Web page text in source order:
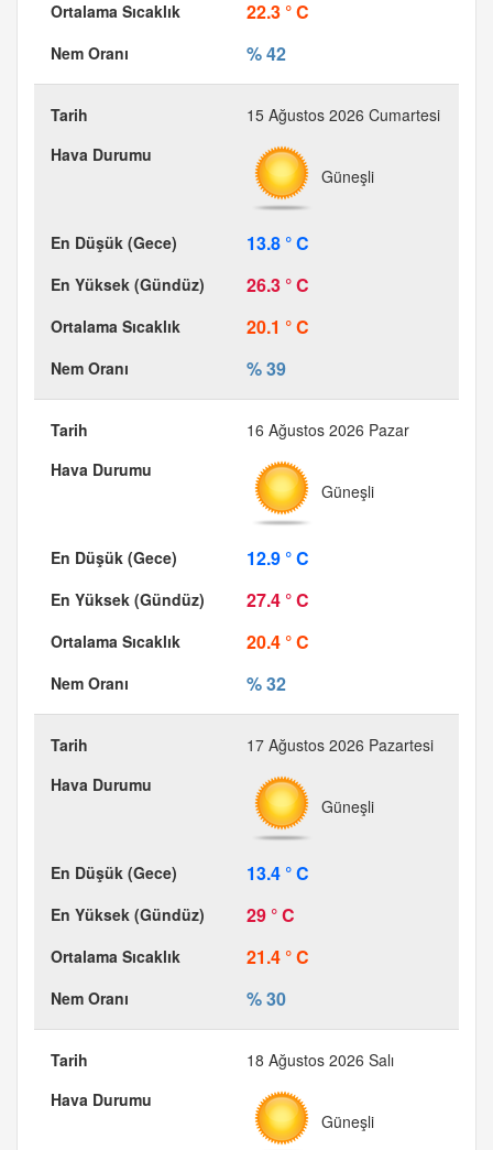
22.3 ° C
% 42
15 Ağustos 2026 Cumartesi
Güneşli
13.8 ° C
26.3 ° C
20.1 ° C
% 39
16 Ağustos 2026 Pazar
Güneşli
12.9 ° C
27.4 ° C
20.4 ° C
% 32
17 Ağustos 2026 Pazartesi
Güneşli
13.4 ° C
29 ° C
21.4 ° C
% 30
18 Ağustos 2026 Salı
Güneşli